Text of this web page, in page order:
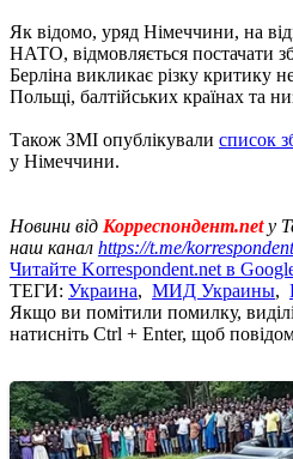
Як відомо, уряд Німеччини, на
НАТО, відмовляється постачати
Берліна викликає різку критику
Польщі, балтійських країнах та
Також ЗМІ опублікували список
у Німеччини.
Новини від Корреспондент.netу
наш канал https://t.me/
Читайте Korrespondent.net в
ТЕГИ: Украина, МИД Украины,
Якщо ви помітили помилку,
натисніть Ctrl + Enter, щоб